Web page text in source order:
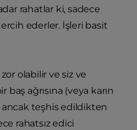
rahatlar ki, sadece
ederler. İşleri basit
olabilir ve siz ve
ağrısına (veya karın
ancak teşhis edildikten
rahatsız edici